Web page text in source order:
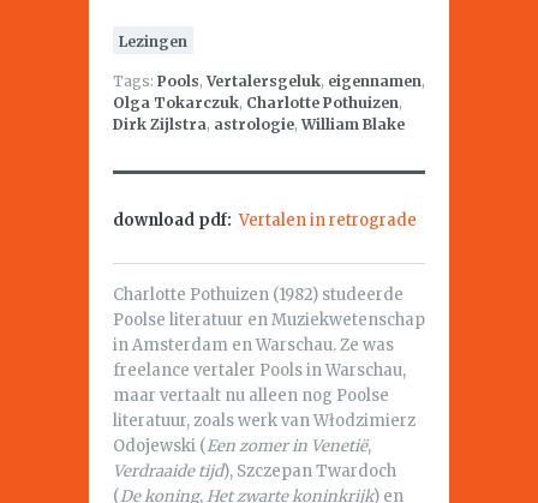
Lezingen
Tags: Pools,Vertalersgeluk, eigennamen,
Olga Tokarczuk, Charlotte Pothuizen,
Dirk Zijlstra, astrologie,William Blake
download pdf: Vertalen in retrograde
Charlotte Pothuizen (1982) studeerde
Poolse literatuur en Muziekwetenschap
in Amsterdam en Warschau. Ze was
freelance vertaler Pools in Warschau,
maar vertaalt nu alleen nog Poolse
literatuur, zoals werk van Włodzimierz
Odojewski (Een zomer in Venetië,
Verdraaide tijd), Szczepan Twardoch
(De koning,Het zwarte koninkrijk) en